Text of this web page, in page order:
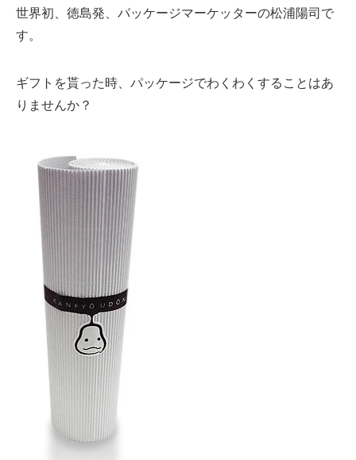
世界初、徳島発、パッケージマーケッターの松浦陽司で
す。
ギフトを貰った時、パッケージでわくわくすることはあ
りませんか？